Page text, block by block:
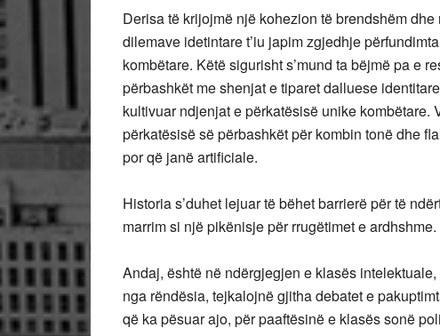
Derisa të krijojmë një kohezion të brendshëm
dilemave idetintare t’iu japim zgjedhje
kombëtare. Këtë sigurisht s’mund ta bëjmë pa e
përbashkët me shenjat e tiparet dalluese
kultivuar ndjenjat e përkatësisë unike kombëtare.
përkatësisë së përbashkët për kombin tonë dhe
por që janë artificiale.
Historia s’duhet lejuar të bëhet barrierë për të
marrim si një pikënisje për rrugëtimet e ardhshme.
Andaj, është në ndërgjegjen e klasës
nga rëndësia, tejkalojnë gjitha debatet e
që ka pësuar ajo, për paaftësinë e klasës sonë